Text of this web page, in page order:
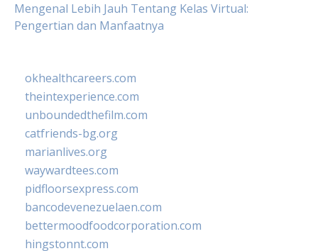
Mengenal Lebih Jauh Tentang Kelas Virtual:
Pengertian dan Manfaatnya
okhealthcareers.com
theintexperience.com
unboundedthefilm.com
catfriends-bg.org
marianlives.org
waywardtees.com
pidfloorsexpress.com
bancodevenezuelaen.com
bettermoodfoodcorporation.com
hingstonnt.com